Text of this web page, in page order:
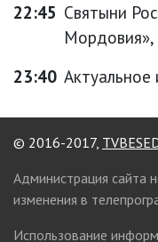
22:45 Святыни
Мордовия»,
23:40 Актуальное
© 2016-2017,
Администрация сайта
изменения в
Использование